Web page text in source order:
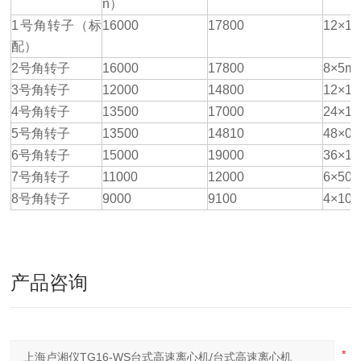
n）
1号角转子（标
配）
16000 17800
2号角转子 16000 17800
8×5ml
3号角转子
12000 14800
4号角转子
13500 17000
5号角转子
13500 14810
6号角转子
15000 19000
7号角转子
11000 12000
8号角转子
9000 9100
产品咨询